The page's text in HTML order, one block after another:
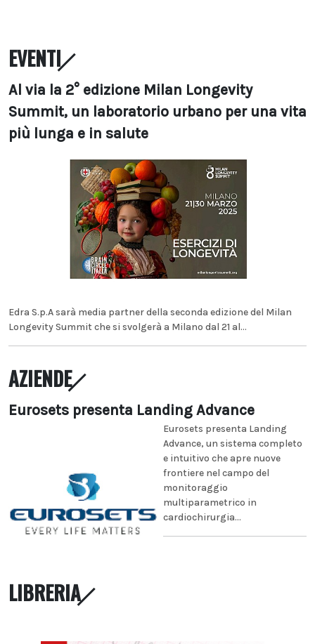
EVENTI
Al via la 2° edizione Milan Longevity
Summit, un laboratorio urbano per una vita
più lunga e in salute
Edra S.p.A sarà media partner della seconda edizione del Milan
Longevity Summit che si svolgerà a Milano dal 21 al...
AZIENDE
Eurosets presenta Landing Advance
Eurosets presenta Landing
Advance, un sistema completo
e intuitivo che apre nuove
frontiere nel campo del
monitoraggio
multiparametrico in
cardiochirurgia...
LIBRERIA